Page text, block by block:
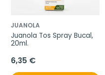
JUANOLA
Juanola Tos Spray Bucal,
20ml.
6,35 €